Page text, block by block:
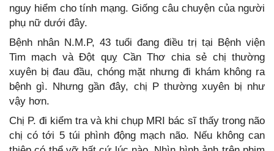
nguy hiểm cho tính mạng. Giống câu chuyện của người
phụ nữ dưới đây.
Bệnh nhân N.M.P, 43 tuổi đang điều trị tại Bệnh viện
Tim mạch và Đột quỵ Cần Thơ chia sẻ chị thường
xuyên bị đau đầu, chóng mặt nhưng đi khám không ra
bệnh gì. Nhưng gần đây, chị P thường xuyên bị như
vậy hơn.
Chị P. đi kiểm tra và khi chụp MRI bác sĩ thấy trong não
chị có tới 5 túi phình động mạch não. Nếu không can